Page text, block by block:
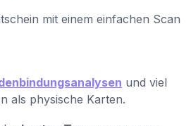
mit einem einfachen Scan
und viel
als physische Karten.